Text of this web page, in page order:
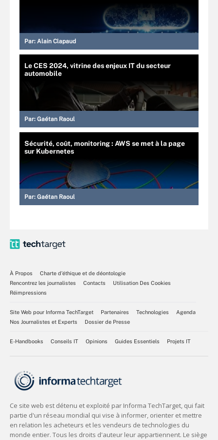
Par: Alain Clapaud
Le CES 2024, vitrine des enjeux IT du secteur
automobile
Par: Gaétan Raoul
Sécurité, coût, monitoring : AWS se met à la page
sur Kubernetes
Par: Gaétan Raoul
À Propos
Charte d’éthique et de déontologie
Rencontrez les journalistes
Contacts
Utilisation Des Cookies
Réimpressions
Site Web pour Informa TechTarget Partenaires Technologies
Agenda
Nos Journalistes et Experts
Dossier de Presse
E-Handbooks Conseils IT Opinions Guides Essentiels Projets IT